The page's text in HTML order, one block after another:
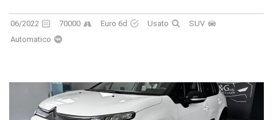
06/2022 70000 Euro 6d Usato
SUV
Automatico